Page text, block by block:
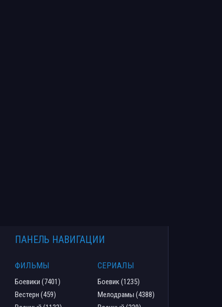
ПАНЕЛЬ НАВИГАЦИИ
ФИЛЬМЫ
Боевики (7401)
Вестерн (459)
СЕРИАЛЫ
Боевик (1235)
Мелодрамы (4388)